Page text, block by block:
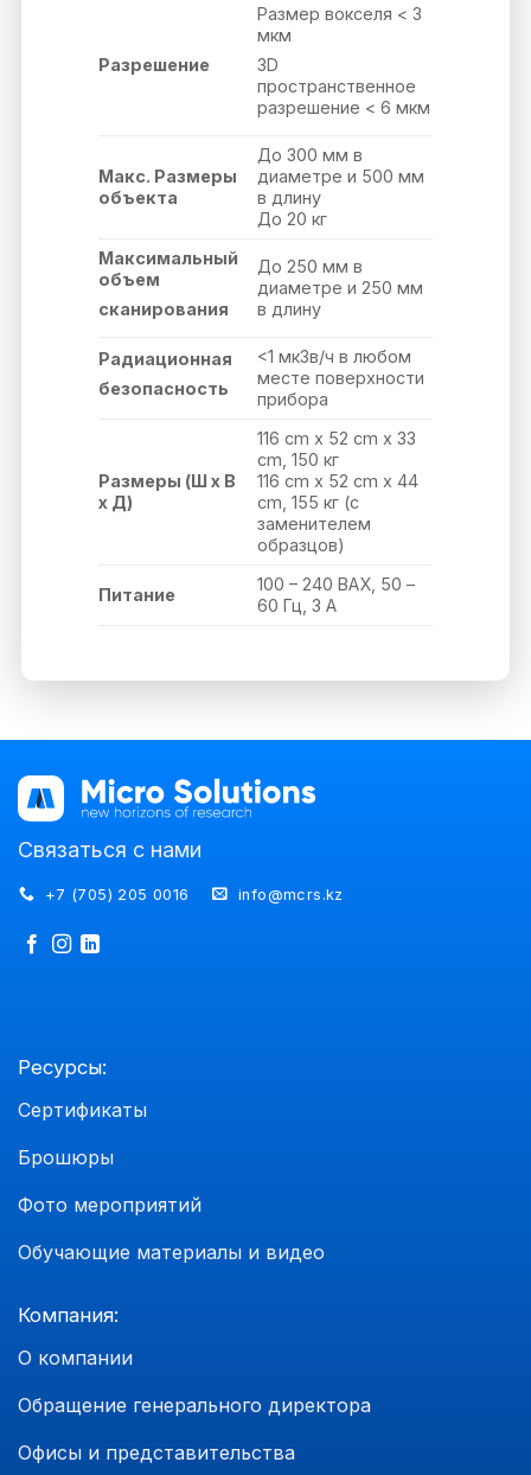
Разрешение
Размер вокселя < 3
мкм
3D
пространственное
разрешение < 6 мкм
Макс. Размеры
объекта
До 300 мм в
диаметре и 500 мм
в длину
До 20 кг
Максимальный
объем
сканирования
До 250 мм в
диаметре и 250 мм
в длину
Радиационная
безопасность
<1 мкЗв/ч в любом
месте поверхности
прибора
Размеры (Ш x В
x Д)
116 cm x 52 cm x 33
cm, 150 кг
116 cm x 52 cm x 44
cm, 155 кг (с
заменителем
образцов)
Питание
100 – 240 ВАХ, 50 –
60 Гц, 3 A
Связаться с нами
+7 (705) 205 0016 info@mcrs.kz
Ресурсы:
Сертификаты
Брошюры
Фото мероприятий
Обучающие материалы и видео
Компания:
О компании
Обращение генерального директора
Офисы и представительства